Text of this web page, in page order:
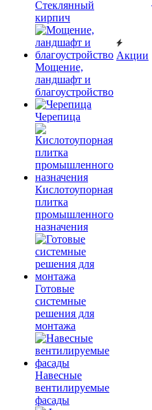
Cтеклянный
кирпич
Мощение,
ландшафт и
благоустройство
Черепица
Кислотоупорная
плитка
промышленного
назначения
Готовые
системные
решения для
монтажа
Навесные
вентилируемые
фасады
Акции